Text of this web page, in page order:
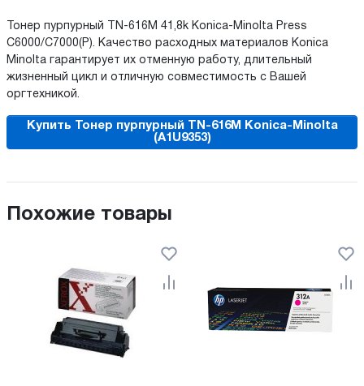
Тонер пурпурный TN-616M 41,8k Konica-Minolta Press
C6000/C7000(P). Качество расходных материалов Konica
Minolta гарантирует их отменную работу, длительный
жизненный цикл и отличную совместимость с Вашей
оргтехникой.
Купить Тонер пурпурный TN-616M Konica-Minolta
(A1U9353)
Похожие товары